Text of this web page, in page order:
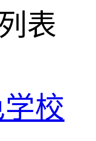
表